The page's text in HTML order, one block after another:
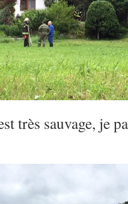
très sauvage, je